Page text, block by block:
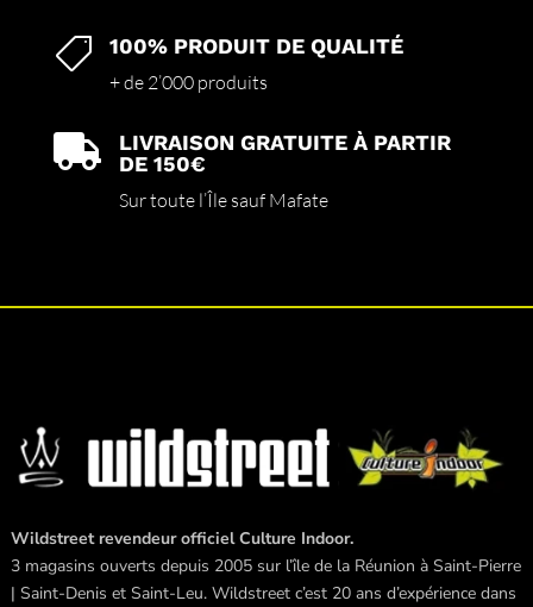
 100% PRODUIT DE QUALITÉ
+ de 2’000 produits

LIVRAISON GRATUITE À PARTIR
DE 150€
Sur toute l’Île sauf Mafate
Wildstreet revendeur officiel Culture Indoor.
3 magasins ouverts depuis 2005 sur l’île de la Réunion à Saint-Pierre
| Saint-Denis et Saint-Leu. Wildstreet c’est 20 ans d’expérience dans